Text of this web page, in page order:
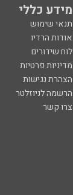
מידע כללי
תנאי שימוש
אודות הרדיו
לוח שידורים
מדיניות פרטיות
הצהרת נגישות
הרשמה לניוזלטר
צרו קשר